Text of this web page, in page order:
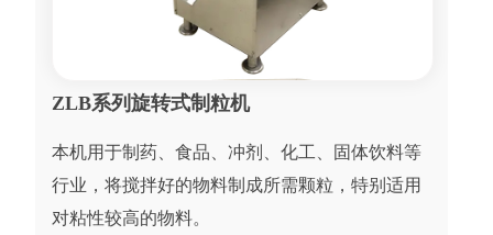
ZLB系列旋转式制粒机
本机用于制药、食品、冲剂、化工、固体饮料等
行业，将搅拌好的物料制成所需颗粒，特别适用
对粘性较高的物料。